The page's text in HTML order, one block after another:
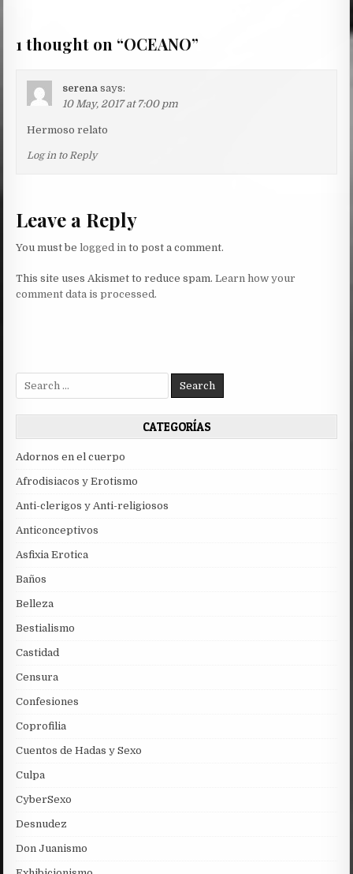
1 thought on “OCEANO”
serena says:
10 May, 2017 at 7:00 pm
Hermoso relato
Log in to Reply
Leave a Reply
You must belogged in to post a comment.
This site uses Akismet to reduce spam.Learn how your
comment data is processed.
Search
for:
CATEGORÍAS
Adornos en el cuerpo
Afrodisiacos y Erotismo
Anti-clerigos y Anti-religiosos
Anticonceptivos
Asfixia Erotica
Baños
Belleza
Bestialismo
Castidad
Censura
Confesiones
Coprofilia
Cuentos de Hadas y Sexo
Culpa
CyberSexo
Desnudez
Don Juanismo